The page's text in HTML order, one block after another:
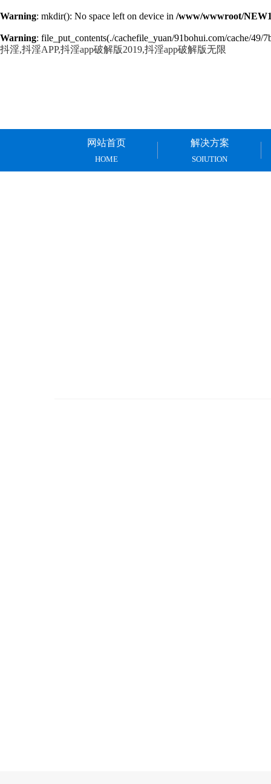
Warning: mkdir(): No space left on device in /www/wwwroot/
Warning: file_put_contents(./cachefile_yuan/91bohui.com/cache/
抖淫,抖淫APP,抖淫app破解版2019,抖淫app破解版无限
网站首页
HOME
解决方案
SOIUTION